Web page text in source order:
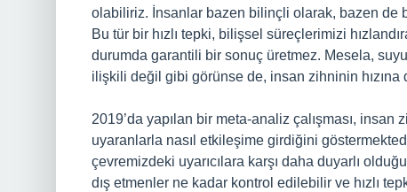
olabiliriz. İnsanlar bazen bilinçli olarak, bazen de
Bu tür bir hızlı tepki, bilişsel süreçlerimizi
durumda garantili bir sonuç üretmez. Mesela,
ilişkili değil gibi görünse de, insan zihninin hızına
2019’da yapılan bir meta-analiz çalışması,
uyaranlarla nasıl etkileşime girdiğini
çevremizdeki uyarıcılara karşı daha duyarlı
dış etmenler ne kadar kontrol edilebilir ve hızlı